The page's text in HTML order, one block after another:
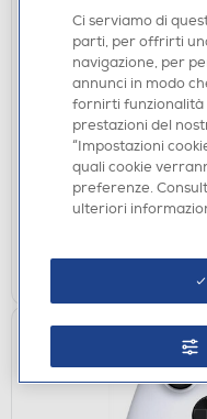
GIOCHI XBOX ONE
MICROSOFT -
€ 69,99
Invio tramitee-mail:
Ci serviamo di
parti, per offrirti
navigazione, per
annunci in modo
fornirti funzionalità
prestazioni del
“Impostazioni
quali cookie
preferenze.
ulteriori